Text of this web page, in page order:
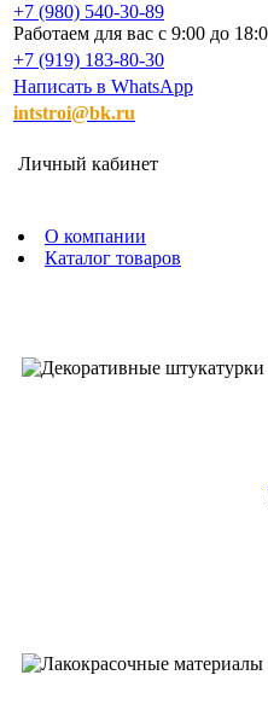
+7 (980) 540-30-89
Работаем для вас с 9:00 до
+7 (919) 183-80-30
Написать в WhatsApp
intstroi@bk.ru
Личный кабинет
О компании
Каталог товаров